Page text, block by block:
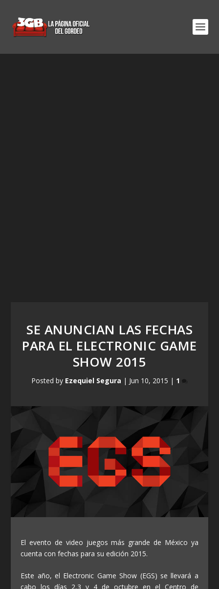
SE ANUNCIAN LAS FECHAS
PARA EL ELECTRONIC GAME
SHOW 2015
Posted by Ezequiel Segura | Jun 10, 2015 | 1
El evento de video juegos más grande de México ya
cuenta con fechas para su edición 2015.
Este año, el Electronic Game Show (EGS) se llevará a
cabo los días 2,3 y 4 de octubre en el Centro de